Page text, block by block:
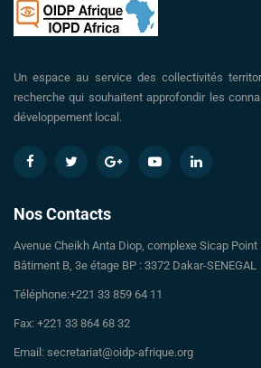
Un espace au service des collectivités
recherche qui souhaitent approfondir les
développement local.
Nos Contacts
Avenue Cheikh Anta Diop, complexe Sicap Point
Bâtiment B, 3e étage BP : 3372 Dakar-SENEGAL
Téléphone:+221 33 859 64 11
Fax: +221 33 864 68 32
Email: secretariat@oidp-afrique.org